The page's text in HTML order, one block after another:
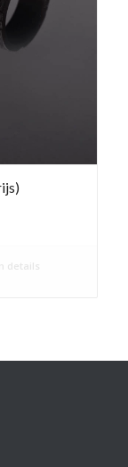
details